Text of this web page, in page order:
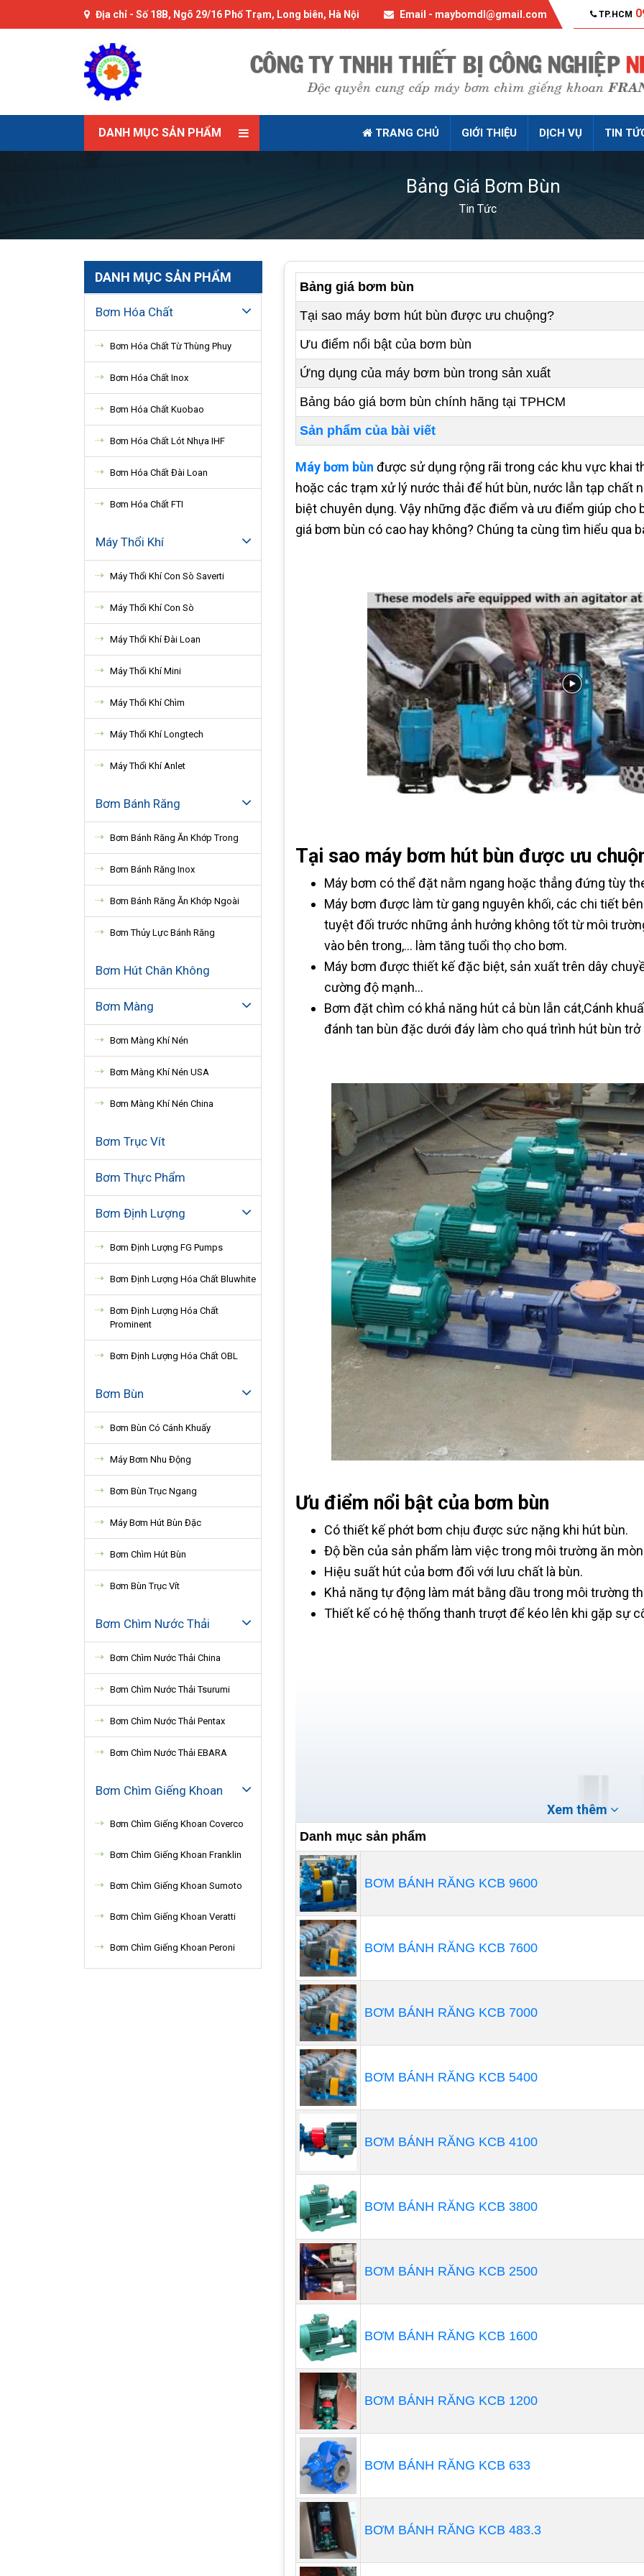
Địa chỉ - Số 18B, Ngõ 29/16 Phố Trạm, Long biên, Hà Nội Email - maybomdl@gmail.com TP.HCM
DANH MỤC SẢN PHẨM TRANG CHỦ GIỚI THIỆU DỊCH VỤ TIN
Bảng Giá Bơm Bùn
Tin Tức
DANH MỤC SẢN PHẨM
Bơm Hóa Chất
Bơm Hóa Chất Từ Thùng Phuy
Bơm Hóa Chất Inox
Bơm Hóa Chất Kuobao
Bơm Hóa Chất Lót Nhựa IHF
Bơm Hóa Chất Đài Loan
Bơm Hóa Chất FTI
Máy Thổi Khí
Máy Thổi Khí Con Sò Saverti
Máy Thổi Khí Con Sò
Máy Thổi Khí Đài Loan
Máy Thổi Khí Mini
Máy Thổi Khí Chìm
Máy Thổi Khí Longtech
Máy Thổi Khí Anlet
Bơm Bánh Răng
Bơm Bánh Răng Ăn Khớp Trong
Bơm Bánh Răng Inox
Bơm Bánh Răng Ăn Khớp Ngoài
Bơm Thủy Lực Bánh Răng
Bơm Hút Chân Không
Bơm Màng
Bơm Màng Khí Nén
Bơm Màng Khí Nén USA
Bơm Màng Khí Nén China
Bơm Trục Vít
Bơm Thực Phẩm
Bơm Định Lượng
Bơm Định Lượng FG Pumps
Bơm Định Lượng Hóa Chất Bluwhite
Bơm Định Lượng Hóa Chất
Prominent
Bơm Định Lượng Hóa Chất OBL
Bơm Bùn
Bơm Bùn Có Cánh Khuấy
Máy Bơm Nhu Động
Bơm Bùn Trục Ngang
Máy Bơm Hút Bùn Đặc
Bơm Chìm Hút Bùn
Bơm Bùn Trục Vít
Bơm Chìm Nước Thải
Bơm Chìm Nước Thải China
Bơm Chìm Nước Thải Tsurumi
Bơm Chìm Nước Thải Pentax
Bơm Chìm Nước Thải EBARA
Bơm Chìm Giếng Khoan
Bơm Chìm Giếng Khoan Coverco
Bơm Chìm Giếng Khoan Franklin
Bơm Chìm Giếng Khoan Sumoto
Bơm Chìm Giếng Khoan Veratti
Bơm Chìm Giếng Khoan Peroni
Bảng giá bơm bùn
Tại sao máy bơm hút bùn được ưu chuộng?
Ưu điểm nổi bật của bơm bùn
Ứng dụng của máy bơm bùn trong sản xuất
Bảng báo giá bơm bùn chính hãng tại TPHCM
Sản phẩm của bài viết
Máy bơm bùn được sử dụng rộng rãi trong các khu vực khai
hoặc các trạm xử lý nước thải để hút bùn, nước lẫn tạp chất
biệt chuyên dụng. Vậy những đặc điểm và ưu điểm giúp cho
giá bơm bùn có cao hay không? Chúng ta cùng tìm hiểu qua
Tại sao máy bơm hút bùn được ưu
Máy bơm có thể đặt nằm ngang hoặc thẳng đứng tùy
Máy bơm được làm từ gang nguyên khối, các chi tiết
tuyệt đối trước những ảnh hưởng không tốt từ môi
vào bên trong,... làm tăng tuổi thọ cho bơm.
Máy bơm được thiết kế đặc biệt, sản xuất trên dây
cường độ mạnh...
Bơm đặt chìm có khả năng hút cả bùn lẫn cát,Cánh
đánh tan bùn đặc dưới đáy làm cho quá trình hút bùn trở
Ưu điểm nổi bật của bơm bùn
Có thiết kế phớt bơm chịu được sức nặng khi hút bùn.
Độ bền của sản phẩm làm việc trong môi trường ăn mòn
Hiệu suất hút của bơm đối với lưu chất là bùn.
Khả năng tự động làm mát bằng dầu trong môi trường
Thiết kế có hệ thống thanh trượt để kéo lên khi gặp sự
Ứng dụng của máy bơm bùn trong sản
Trong cuộc sống hàng ngày, máy bơm bùn sẽ có nhiều
nghiệp. Các hộ nuôi trồng thủy hải sản nên có sẵn
nạo vét kênh mương trong quá trình cải tạo để nuôi tôm,
Bên cạnh đó, máy bơm bùn còn có thể ứng dụng trong
những lần hút bùn, đất ở hố móng công trình thì một
gian làm việc của lao động mà vẫn đãm bảo vét sạch
Ngoài ra, bơm bùn có nhiệm vụ xử lý nước thải công
hữu dòng máy bơm này để phục vụ cho quá trình làm
tiêu tốn quá nhiều công sức của người lao động.
Xem thêm
Danh mục sản phẩm
BƠM BÁNH RĂNG KCB 9600
BƠM BÁNH RĂNG KCB 7600
BƠM BÁNH RĂNG KCB 7000
BƠM BÁNH RĂNG KCB 5400
BƠM BÁNH RĂNG KCB 4100
BƠM BÁNH RĂNG KCB 3800
BƠM BÁNH RĂNG KCB 2500
BƠM BÁNH RĂNG KCB 1600
BƠM BÁNH RĂNG KCB 1200
BƠM BÁNH RĂNG KCB 633
BƠM BÁNH RĂNG KCB 483.3